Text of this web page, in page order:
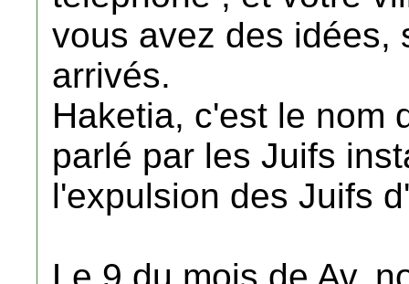
vous avez des idées,
arrivés.
Haketia, c'est le nom
parlé par les Juifs
l'expulsion des Juifs